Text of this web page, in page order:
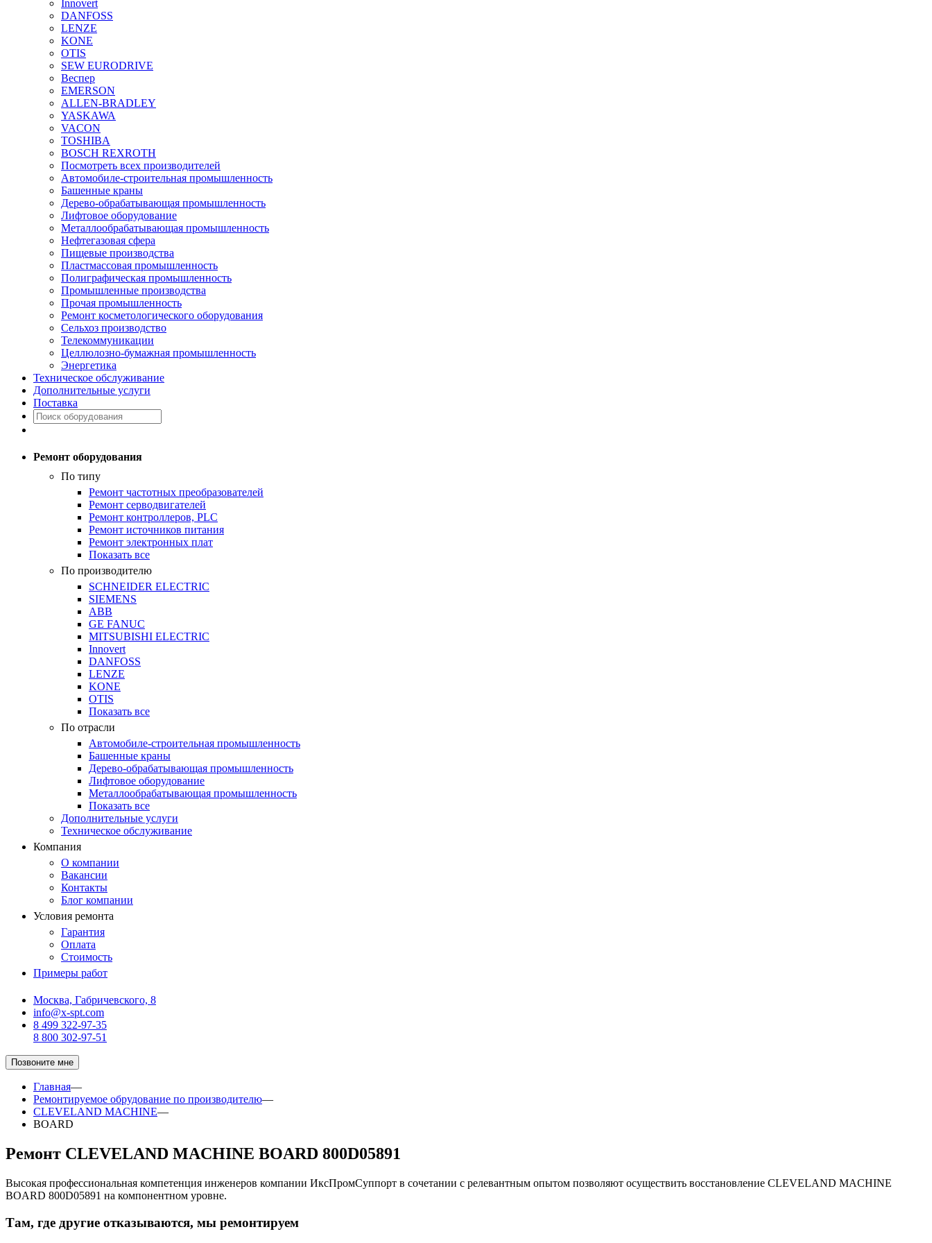
Innovert
DANFOSS
LENZE
KONE
OTIS
SEW EURODRIVE
Веспер
EMERSON
ALLEN-BRADLEY
YASKAWA
VACON
TOSHIBA
BOSCH REXROTH
Посмотреть всех производителей
Автомобиле-строительная промышленность
Башенные краны
Дерево-обрабатывающая промышленность
Лифтовое оборудование
Металлообрабатывающая промышленность
Нефтегазовая сфера
Пищевые производства
Пластмассовая промышленность
Полиграфическая промышленность
Промышленные производства
Прочая промышленность
Ремонт косметологического оборудования
Сельхоз производство
Телекоммуникации
Целлюлозно-бумажная промышленность
Энергетика
Техническое обслуживание
Дополнительные услуги
Поставка
Ремонт оборудования
По типу
Ремонт частотных преобразователей
Ремонт серводвигателей
Ремонт контроллеров, PLC
Ремонт источников питания
Ремонт электронных плат
Показать все
По производителю
SCHNEIDER ELECTRIC
SIEMENS
ABB
GE FANUC
MITSUBISHI ELECTRIC
Innovert
DANFOSS
LENZE
KONE
OTIS
Показать все
По отрасли
Автомобиле-строительная промышленность
Башенные краны
Дерево-обрабатывающая промышленность
Лифтовое оборудование
Металлообрабатывающая промышленность
Показать все
Дополнительные услуги
Техническое обслуживание
Компания
О компании
Вакансии
Контакты
Блог компании
Условия ремонта
Гарантия
Оплата
Стоимость
Примеры работ
Москва, Габричевского, 8
info@x-spt.com
8 499 322-97-35
8 800 302-97-51
Позвоните мне
Главная—
Ремонтируемое обрудование по производителю—
CLEVELAND MACHINE—
BOARD
Ремонт CLEVELAND MACHINE BOARD 800D05891
Высокая профессиональная компетенция инженеров компании ИксПромСуппорт в сочетании с релевантным опытом позволяют осуществить восстановление CLEVELAND MACHINE
BOARD 800D05891 на компонентном уровне.
Там, где другие отказываются, мы ремонтируем